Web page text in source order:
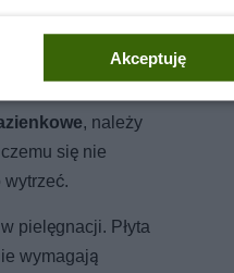
które chronią
wysoka
, należy
się nie
pielęgnacji. Płyta
wymagają
Akceptuję